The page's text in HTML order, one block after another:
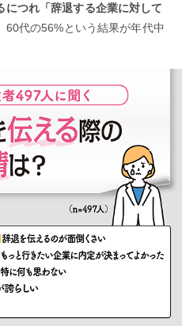
につれ「辞退する企業に対して
60代の56%という結果が年代中